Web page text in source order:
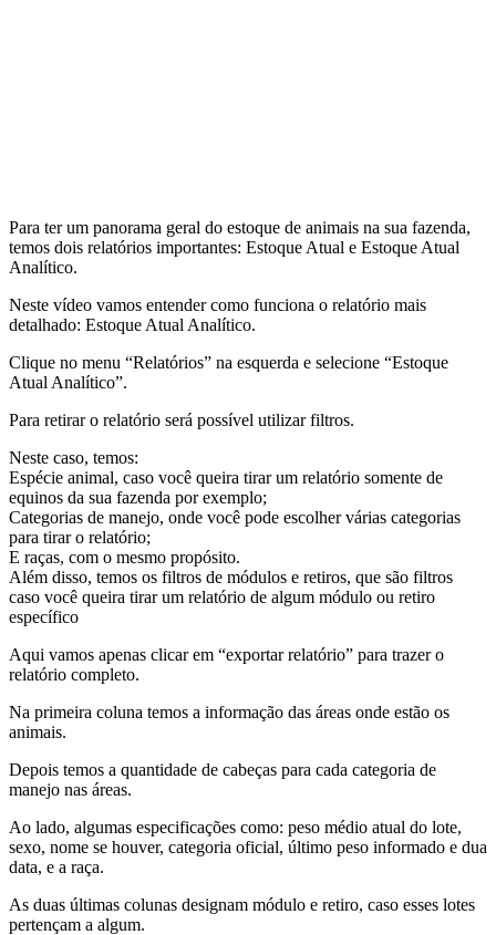
Para ter um panorama geral do estoque de animais na sua fazenda,
temos dois relatórios importantes: Estoque Atual e Estoque Atual
Analítico.
Neste vídeo vamos entender como funciona o relatório mais
detalhado: Estoque Atual Analítico.
Clique no menu “Relatórios” na esquerda e selecione “Estoque
Atual Analítico”.
Para retirar o relatório será possível utilizar filtros.
Neste caso, temos:
Espécie animal, caso você queira tirar um relatório somente de
equinos da sua fazenda por exemplo;
Categorias de manejo, onde você pode escolher várias categorias
para tirar o relatório;
E raças, com o mesmo propósito.
Além disso, temos os filtros de módulos e retiros, que são filtros
caso você queira tirar um relatório de algum módulo ou retiro
específico
Aqui vamos apenas clicar em “exportar relatório” para trazer o
relatório completo.
Na primeira coluna temos a informação das áreas onde estão os
animais.
Depois temos a quantidade de cabeças para cada categoria de
manejo nas áreas.
Ao lado, algumas especificações como: peso médio atual do lote,
sexo, nome se houver, categoria oficial, último peso informado e dua
data, e a raça.
As duas últimas colunas designam módulo e retiro, caso esses lotes
pertençam a algum.